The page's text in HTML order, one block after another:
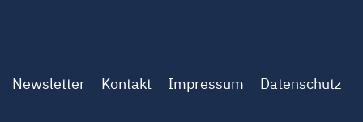
Newsletter Kontakt Impressum Datenschutz